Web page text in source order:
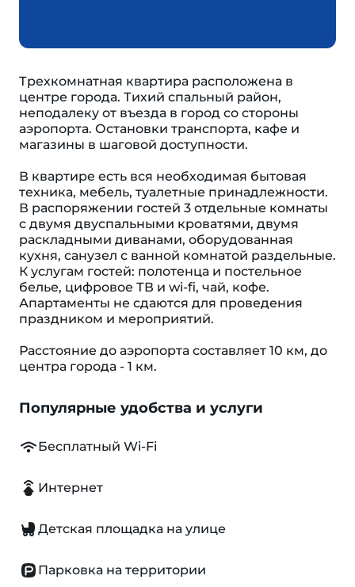
Трехкомнатная квартира расположена в
центре города. Тихий спальный район,
неподалеку от въезда в город со стороны
аэропорта. Остановки транспорта, кафе и
магазины в шаговой доступности.
В квартире есть вся необходимая бытовая
техника, мебель, туалетные принадлежности.
В распоряжении гостей 3 отдельные комнаты
с двумя двуспальными кроватями, двумя
раскладными диванами, оборудованная
кухня, санузел с ванной комнатой раздельные.
К услугам гостей: полотенца и постельное
белье, цифровое ТВ и wi-fi, чай, кофе.
Апартаменты не сдаются для проведения
праздником и мероприятий.
Расстояние до аэропорта составляет 10 км, до
центра города - 1 км.
Популярные удобства и услуги
Бесплатный Wi-Fi
Интернет
Детская площадка на улице
Парковка на территории